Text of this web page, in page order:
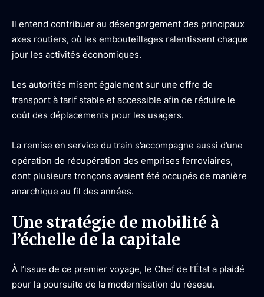
Il entend contribuer au désengorgement des principaux
axes routiers, où les embouteillages ralentissent chaque
jour les activités économiques.
Les autorités misent également sur une offre de
transport à tarif stable et accessible afin de réduire le
coût des déplacements pour les usagers.
La remise en service du train s’accompagne aussi d’une
opération de récupération des emprises ferroviaires,
dont plusieurs tronçons avaient été occupés de manière
anarchique au fil des années.
Une stratégie de mobilité à
l’échelle de la capitale
À l’issue de ce premier voyage, le Chef de l’État a plaidé
pour la poursuite de la modernisation du réseau.